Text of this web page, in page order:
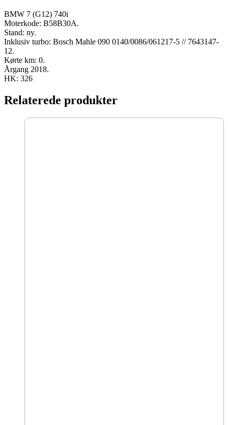
BMW 7 (G12) 740i
Moterkode: B58B30A.
Stand: ny.
Inklusiv turbo: Bosch Mahle 090 0140/0086/061217-5 // 7643147-
12.
Kørte km: 0.
Årgang 2018.
HK: 326
Relaterede produkter